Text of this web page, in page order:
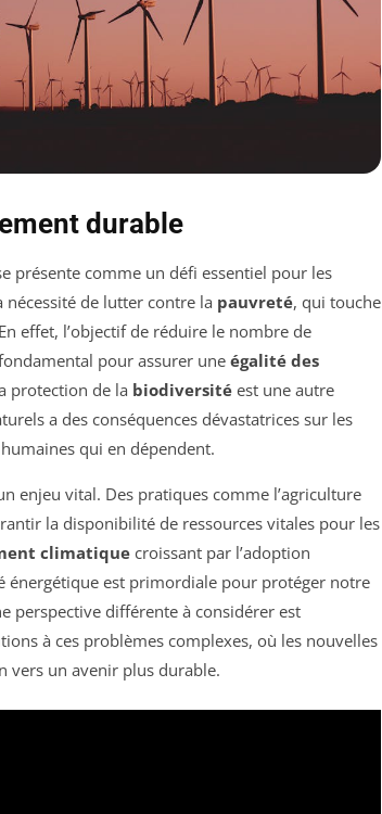
durable
présente comme un défi essentiel pour les
de lutter contre la pauvreté, qui touche
effet, l’objectif de réduire le nombre de
pour assurer une égalité des
protection de la biodiversité est une autre
a des conséquences dévastatrices sur les
qui en dépendent.
enjeu vital. Des pratiques comme l’agriculture
la disponibilité de ressources vitales pour les
climatique croissant par l’adoption
énergétique est primordiale pour protéger notre
perspective différente à considérer est
à ces problèmes complexes, où les nouvelles
vers un avenir plus durable.